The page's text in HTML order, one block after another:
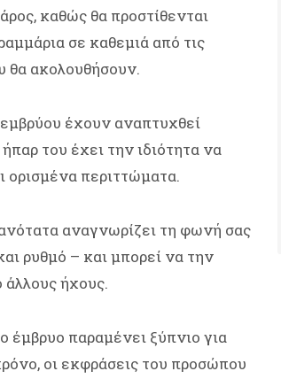
καθώς θα προστίθενται
σε καθεμιά από τις
θα ακολουθήσουν.
έχουν αναπτυχθεί
του έχει την ιδιότητα να
ορισμένα περιττώματα.
αναγνωρίζει τη φωνή σας
ρυθμό – και μπορεί να την
άλλους ήχους.
έμβρυο παραμένει ξύπνιο για
οι εκφράσεις του προσώπου